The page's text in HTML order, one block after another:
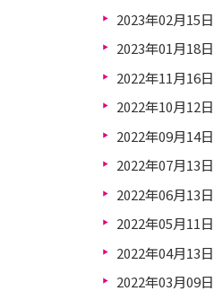
2023年02月15日
2023年01月18日
2022年11月16日
2022年10月12日
2022年09月14日
2022年07月13日
2022年06月13日
2022年05月11日
2022年04月13日
2022年03月09日